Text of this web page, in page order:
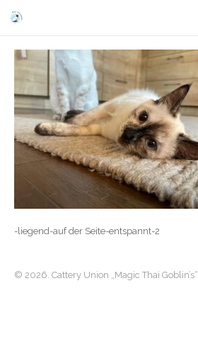
-liegend-auf der Seite-entspannt-2
© 2026. Cattery Union „Magic Thai Goblin’s“,